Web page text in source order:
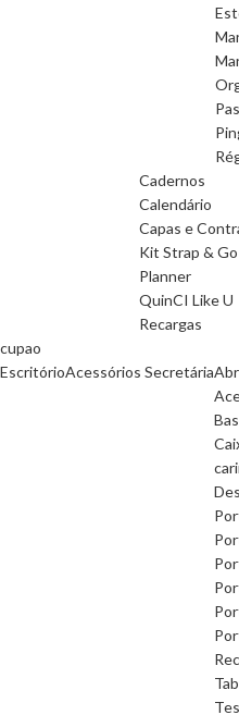
Cadernos
Calendário
Capas e
Kit Strap & Go
Planner
QuinCI Like U
Recargas
cupao
EscritórioAcessórios Secretária